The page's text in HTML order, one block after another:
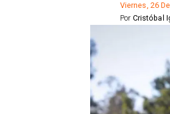
Viernes, 26
Cristóbal
Por